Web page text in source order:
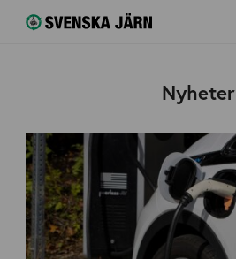
Nyheter